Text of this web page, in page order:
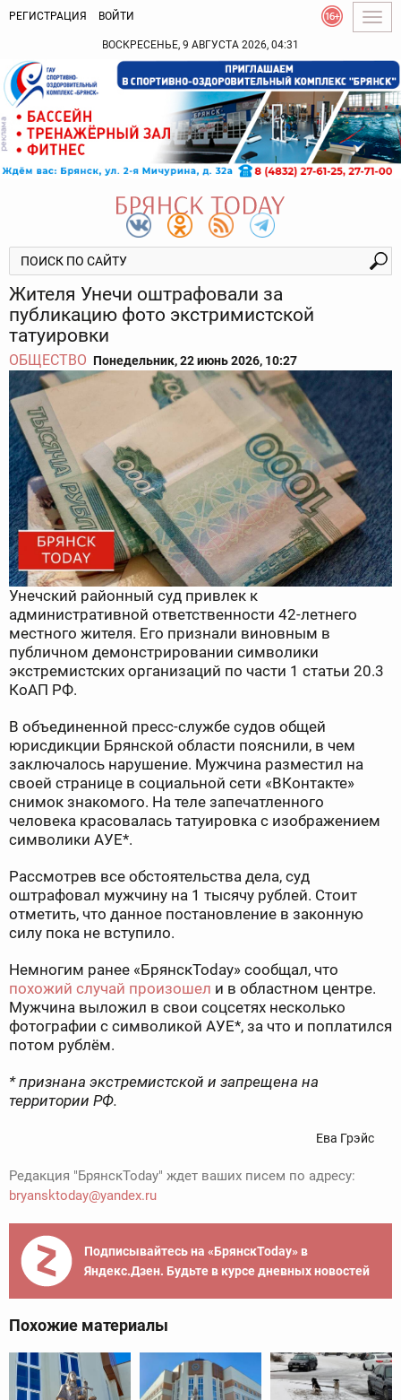
РЕГИСТРАЦИЯ ВОЙТИ
ВОСКРЕСЕНЬЕ, 9 АВГУСТА 2026, 04:31
Жителя Унечи оштрафовали за
публикацию фото экстримистской
татуировки
ОБЩЕСТВО Понедельник, 22 июнь 2026, 10:27
Унечский районный суд привлек к
административной ответственности 42-летнего
местного жителя. Его признали виновным в
публичном демонстрировании символики
экстремистских организаций по части 1 статьи 20.3
КоАП РФ.
В объединенной пресс-службе судов общей
юрисдикции Брянской области пояснили, в чем
заключалось нарушение. Мужчина разместил на
своей странице в социальной сети «ВКонтакте»
снимок знакомого. На теле запечатленного
человека красовалась татуировка с изображением
символики АУЕ*.
Рассмотрев все обстоятельства дела, суд
оштрафовал мужчину на 1 тысячу рублей. Стоит
отметить, что данное постановление в законную
силу пока не вступило.
Немногим ранее «БрянскToday» сообщал, что
похожий случай произошел и в областном центре.
Мужчина выложил в свои соцсетях несколько
фотографии с символикой АУЕ*, за что и поплатился
потом рублём.
* признана экстремистской и запрещена на
территории РФ.
Ева Грэйс
Редакция "БрянскToday" ждет ваших писем по адресу:
bryansktoday@yandex.ru
Подписывайтесь на «БрянскToday» в
Яндекс.Дзен. Будьте в курсе дневных новостей
Похожие материалы